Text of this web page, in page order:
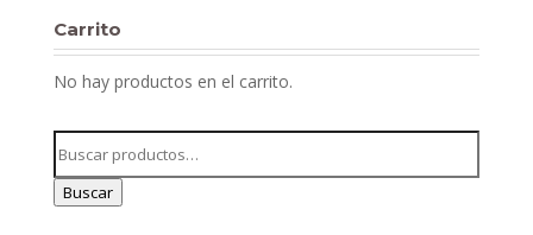
Carrito
No hay productos en el carrito.
por:
Buscar